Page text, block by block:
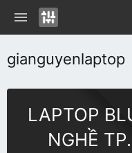
gianguyenlaptop
LAPTOP
NGHỀ